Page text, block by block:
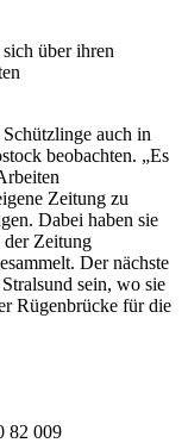
über ihren
auch in
beobachten. „Es
Zeitung zu
Dabei haben sie
der Zeitung
Der nächste
sein, wo sie
Rügenbrücke für die
82 009